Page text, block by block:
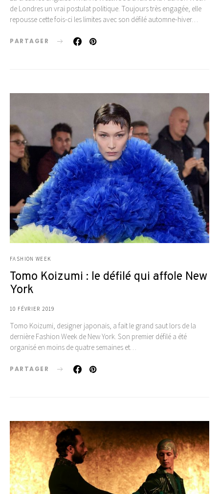
de Londres un vrai postulat politique. Toujours très engagée, elle
repousse cette fois-ci les limites avec son défilé automne-hiver…
PARTAGER
FASHION WEEK
Tomo Koizumi : le défilé qui affole New
York
10 FÉVRIER 2019
Tomo Koizumi, designer japonais, a fait le grand saut lors de la
dernière Fashion Week de New York. Son premier défilé a été
organisé en moins de quatre semaines et…
PARTAGER